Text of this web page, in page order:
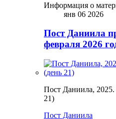
Информация о
янв 06 2026
Пост Даниила
февраля 2026
Пост Даниила, 2025.
21)
Пост Даниила